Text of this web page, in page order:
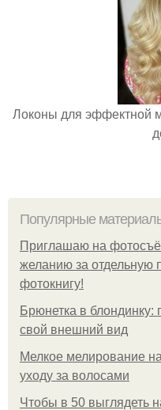
Локоны для эффектной
Популярные
Приглашаю на
желанию за отдельную
фотокнигу!
Брюнетка в блондинку:
свой внешний вид
Мелкое мелирование
уходу за волосами
Чтобы в 50 выглядеть